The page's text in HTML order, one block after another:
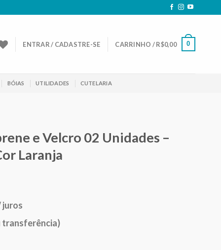
ENTRAR / CADASTRE-SE CARRINHO /R$0,00 0
BÓIAS UTILIDADES CUTELARIA
e Velcro 02 Unidades –
Laranja
juros
transferência)